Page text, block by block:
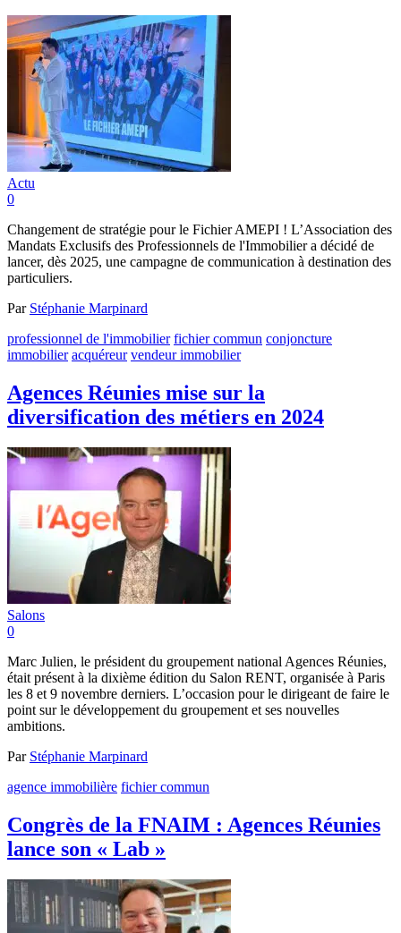
Actu
0
Changement de stratégie pour le Fichier AMEPI ! L’Association des
Mandats Exclusifs des Professionnels de l'Immobilier a décidé de
lancer, dès 2025, une campagne de communication à destination des
particuliers.
Par Stéphanie Marpinard
professionnel de l'immobilier fichier commun conjoncture
immobilier acquéreur vendeur immobilier
Agences Réunies mise sur la
diversification des métiers en 2024
Salons
0
Marc Julien, le président du groupement national Agences Réunies,
était présent à la dixième édition du Salon RENT, organisée à Paris
les 8 et 9 novembre derniers. L’occasion pour le dirigeant de faire le
point sur le développement du groupement et ses nouvelles
ambitions.
Par Stéphanie Marpinard
agence immobilière fichier commun
Congrès de la FNAIM : Agences Réunies
lance son « Lab »